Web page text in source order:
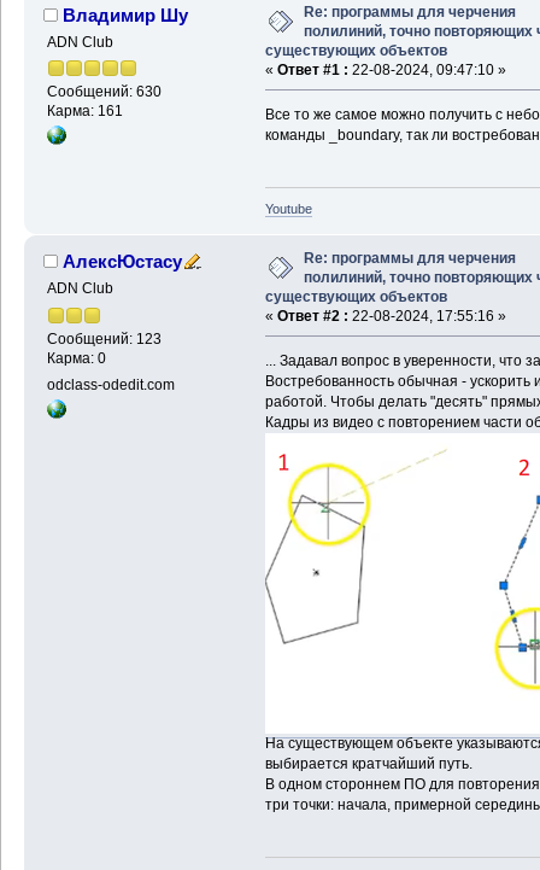
Владимир Шу
ADN Club
Сообщений: 630
Карма: 161
Re: программы для черчения
полилиний, точно повторяющих
существующих объектов
« Ответ #1 : 22-08-2024, 09:47:10 »
Все то же самое можно получить с
команды _boundary, так ли
Youtube
АлексЮстасу
ADN Club
Сообщений: 123
Карма: 0
odclass-odedit.com
Re: программы для черчения
полилиний, точно повторяющих
существующих объектов
« Ответ #2 : 22-08-2024, 17:55:16 »
... Задавал вопрос в уверенности, что
Востребованность обычная -
работой. Чтобы делать "десять"
Кадры из видео с повторением части
На существующем объекте
выбирается кратчайший путь.
В одном стороннем ПО для
три точки: начала, примерной